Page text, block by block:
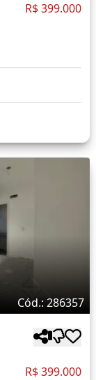
R$ 399.000
Cód.: 286357
R$ 399.000